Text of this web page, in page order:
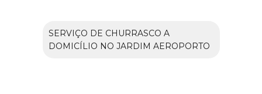
SERVIÇO DE CHURRASCO A
DOMICÍLIO NO JARDIM AEROPORTO